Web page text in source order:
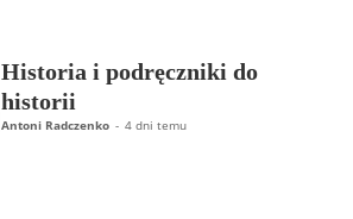
Historia i podręczniki do
historii
Antoni Radczenko - 4 dni temu